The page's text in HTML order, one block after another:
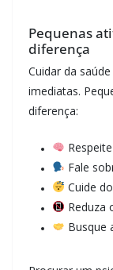
Pequenas
diferença
Cuidar da
imediatas.
diferença:
Fale
Cuide
Reduza
Busque